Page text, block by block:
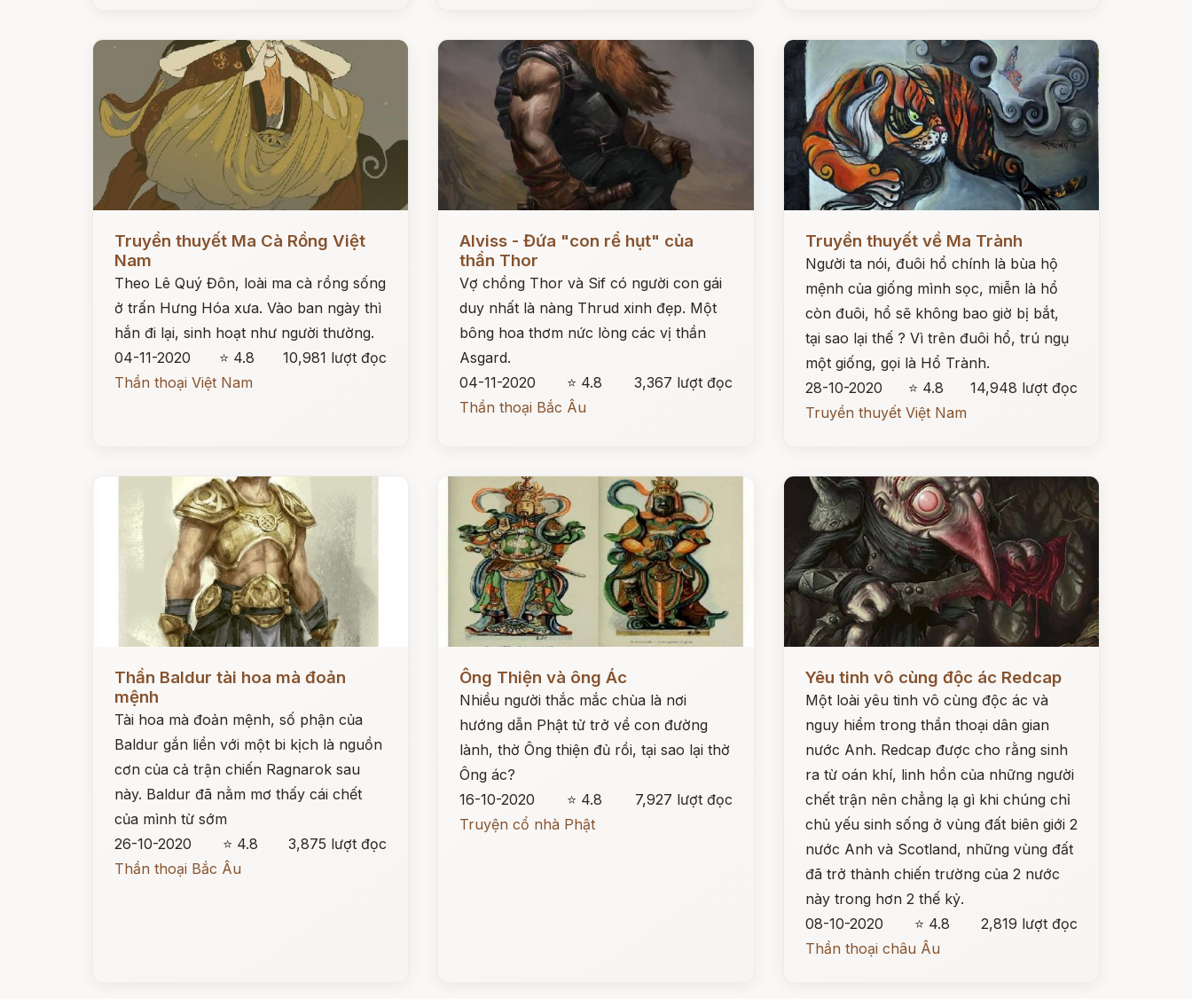
Đọc ngay
Truyền thuyết Ma Cà Rồng Việt
Nam
Theo Lê Quý Đôn, loài ma cà rồng sống
ở trấn Hưng Hóa xưa. Vào ban ngày thì
hắn đi lại, sinh hoạt như người thường.
04-11-2020
⭐ 4.8
10,981 lượt đọc
Thần thoại Việt Nam
Alviss - Đứa "con rể hụt" của
thần Thor
Vợ chồng Thor và Sif có người con gái
duy nhất là nàng Thrud xinh đẹp. Một
bông hoa thơm nức lòng các vị thần
Asgard.
04-11-2020
⭐ 4.8
3,367 lượt đọc
Thần thoại Bắc Âu
Đọc ngay
Truyền thuyết về Ma Trành
Người ta nói, đuôi hổ chính là bùa hộ
mệnh của giống mình sọc, miễn là hổ
còn đuôi, hổ sẽ không bao giờ bị bắt,
tại sao lại thế ? Vì trên đuôi hổ, trú ngụ
một giống, gọi là Hổ Trành.
28-10-2020
⭐ 4.8
14,948 lượt đọc
Truyền thuyết Việt Nam
Đọc ngay
Thần Baldur tài hoa mà đoản
mệnh
Tài hoa mà đoản mệnh, số phận của
Baldur gắn liền với một bi kịch là nguồn
cơn của cả trận chiến Ragnarok sau
này. Baldur đã nằm mơ thấy cái chết
của mình từ sớm
26-10-2020
⭐ 4.8
3,875 lượt đọc
Thần thoại Bắc Âu
Đọc ngay
Ông Thiện và ông Ác
Nhiều người thắc mắc chùa là nơi
hướng dẫn Phật tử trở về con đường
lành, thờ Ông thiện đủ rồi, tại sao lại thờ
Ông ác?
16-10-2020
⭐ 4.8
7,927 lượt đọc
Truyện cổ nhà Phật
Yêu tinh vô cùng độc ác Redcap
Một loài yêu tinh vô cùng độc ác và
nguy hiểm trong thần thoại dân gian
nước Anh. Redcap được cho rằng sinh
ra từ oán khí, linh hồn của những người
chết trận nên chẳng lạ gì khi chúng chỉ
chủ yếu sinh sống ở vùng đất biên giới 2
nước Anh và Scotland, những vùng đất
đã trở thành chiến trường của 2 nước
này trong hơn 2 thế kỷ.
08-10-2020
⭐ 4.8
2,819 lượt đọc
Thần thoại châu Âu